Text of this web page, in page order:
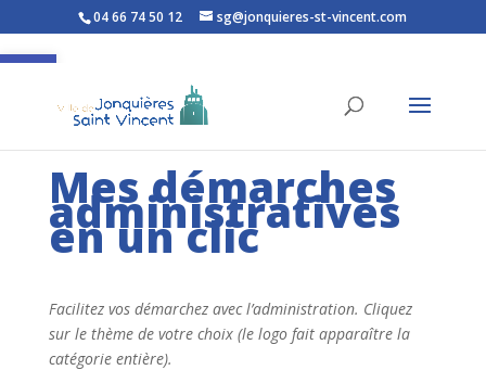
Ouvrir la barre d’outils
04 66 74 50 12 sg@jonquieres-st-vincent.com
Mes démarches
administratives
en un clic
Facilitez vos démarchez avec l’administration. Cliquez
sur le thème de votre choix (le logo fait apparaître la
catégorie entière).